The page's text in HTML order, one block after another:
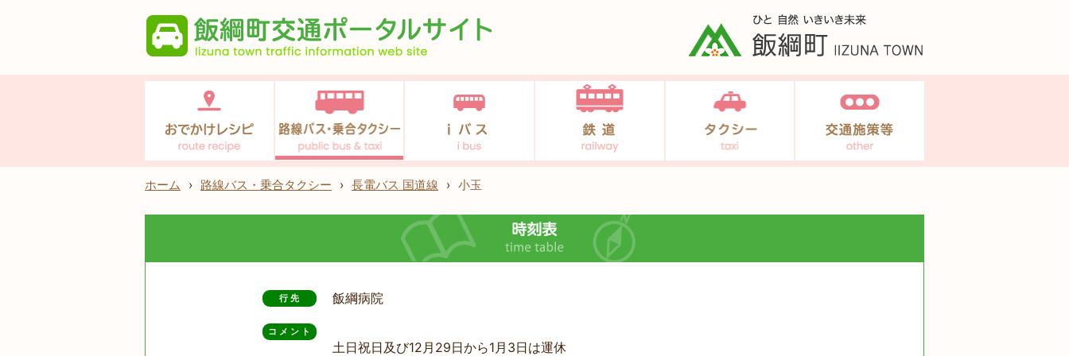
ホーム › 路線バス・乗合タクシー › 長電バス 国道線 › 小玉
行先 飯綱病院
コメント
土日祝日及び12月29日から1月3日は運休